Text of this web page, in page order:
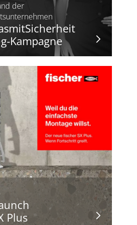
der
Kampagne
Plus